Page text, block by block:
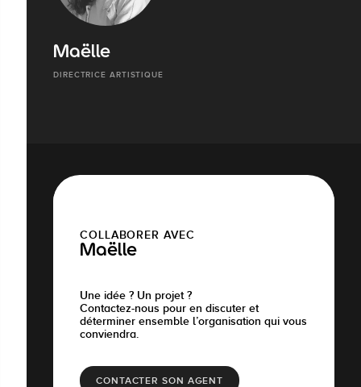
Maëlle
DIRECTRICE ARTISTIQUE
COLLABORER AVEC
Maëlle
Une idée ? Un projet ?
Contactez-nous pour en discuter et
déterminer ensemble l’organisation qui vous
conviendra.
CONTACTER SON AGENT